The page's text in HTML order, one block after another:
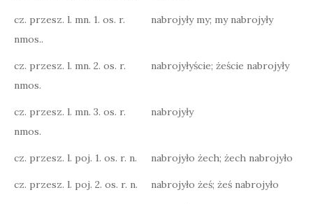
cz. przesz. l. mn. 1. os. r.
nmos..
nabrojyły my; my nabrojyły
cz. przesz. l. mn. 2. os. r.
nmos.
nabrojyłyście; żeście nabrojyły
cz. przesz. l. mn. 3. os. r.
nmos.
nabrojyły
cz. przesz. l. poj. 1. os. r. n. nabrojyło żech; żech nabrojyło
cz. przesz. l. poj. 2. os. r. n. nabrojyło żeś; żeś nabrojyło